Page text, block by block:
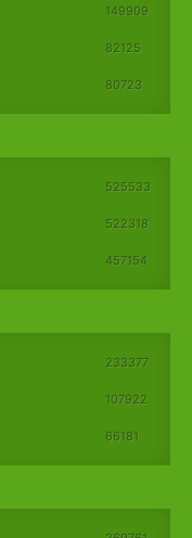
149909
82125
80723
525533
522318
457154
233377
107922
66181